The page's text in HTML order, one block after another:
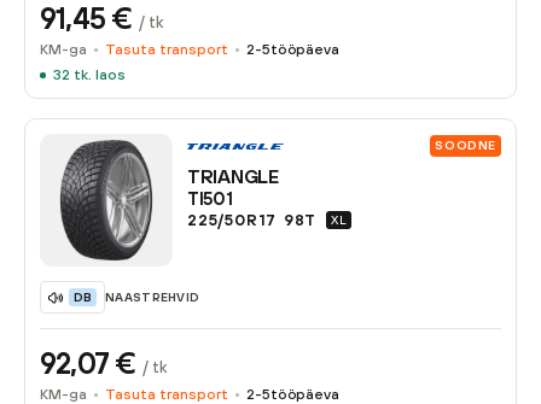
91,45 € / tk
KM-ga Tasuta transport 2-5tööpäeva
32 tk. laos
SOODNE
TRIANGLE
TI501
225/50R17 98T XL
DB NAASTREHVID
92,07 € / tk
KM-ga Tasuta transport 2-5tööpäeva